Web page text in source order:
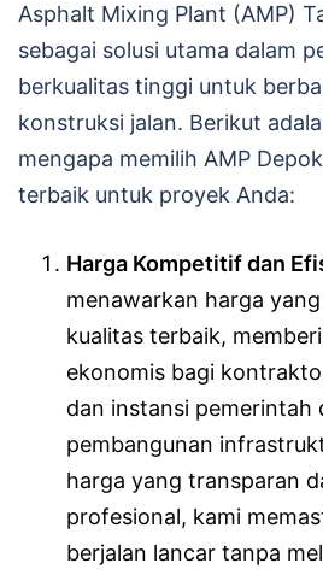
Asphalt Mixing Plant (AMP)
sebagai solusi utama dalam
berkualitas tinggi untuk
konstruksi jalan. Berikut
mengapa memilih AMP
terbaik untuk proyek Anda:
Harga Kompetitif dan
menawarkan harga
kualitas terbaik,
ekonomis bagi
dan instansi pemerintah
pembangunan
harga yang transparan
profesional, kami
berjalan lancar tanpa